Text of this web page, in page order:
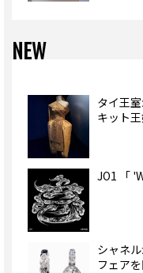
NEW
タイ王
キット
JO1 「
シャネ
フェアを